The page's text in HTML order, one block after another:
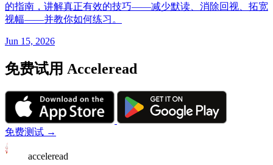
的指南，讲解真正有效的技巧——减少默读、消除回视、拓宽
视幅——并教你如何练习。
Jun 15, 2026
免费试用 Acceleread
免费测试 →
acceleread